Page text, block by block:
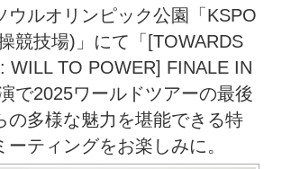
ウルオリンピック公園「KSPO
競技場)」にて「[TOWARDS
WILL TO POWER] FINALE IN
で2025ワールドツアーの最後
の多様な魅力を堪能できる特
ーティングをお楽しみに。